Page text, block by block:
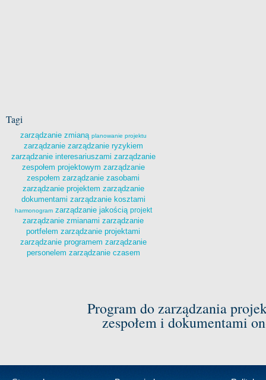
Tagi
zarządzanie zmianą planowanie projektu
zarządzanie zarządzanie ryzykiem
zarządzanie interesariuszami zarządzanie
zespołem projektowym zarządzanie
zespołem zarządzanie zasobami
zarządzanie projektem zarządzanie
dokumentami zarządzanie kosztami
harmonogram zarządzanie jakością projekt
zarządzanie zmianami zarządzanie
portfelem zarządzanie projektami
zarządzanie programem zarządzanie
personelem zarządzanie czasem
Program do zarządzania
zespołem i dokumentami